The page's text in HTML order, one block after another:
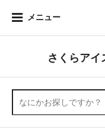
メニュー
さくらア